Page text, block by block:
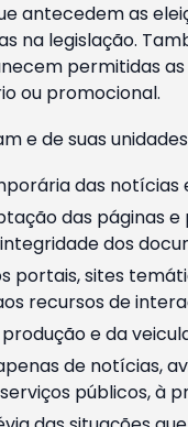
antecedem as
na legislação.
permitidas
ou promocional.
e de suas
das notícias
das páginas
dos
portais, sites
recursos de
e da
de notícias,
públicos, à